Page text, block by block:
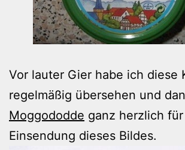
Vor lauter Gier habe ich diese
regelmäßig übersehen und
Moggododde ganz herzlich
Einsendung dieses Bildes.